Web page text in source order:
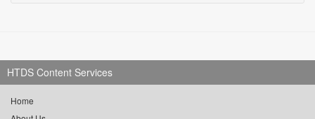
HTDS Content Services
Home